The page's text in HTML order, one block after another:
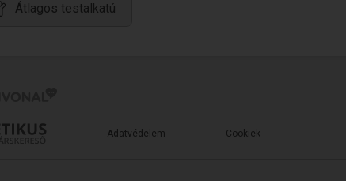
Átlagos testalkatú
Adatvédelem Cookiek